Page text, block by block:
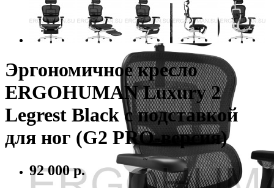
Эргономичное кресло
ERGOHUMAN Luxury 2
Legrest Black с подставкой
для ног (G2 PRO-версия)
92 000 р.